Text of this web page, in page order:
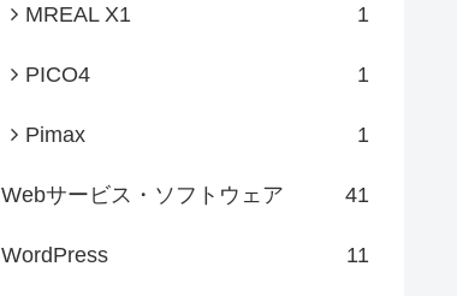
MREAL X1 1
PICO4 1
Pimax 1
Webサービス・ソフトウェア 41
WordPress 11